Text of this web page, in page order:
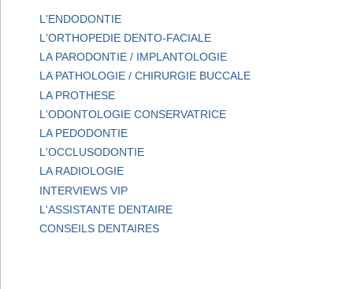
L'ENDODONTIE
L'ORTHOPEDIE DENTO-FACIALE
LA PARODONTIE / IMPLANTOLOGIE
LA PATHOLOGIE / CHIRURGIE BUCCALE
LA PROTHESE
L'ODONTOLOGIE CONSERVATRICE
LA PEDODONTIE
L'OCCLUSODONTIE
LA RADIOLOGIE
INTERVIEWS VIP
L'ASSISTANTE DENTAIRE
CONSEILS DENTAIRES